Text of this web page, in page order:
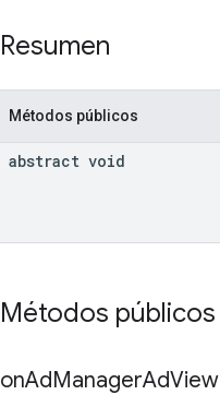
Resumen
Métodos públicos
abstract void
Métodos públicos
onAdManagerAdView